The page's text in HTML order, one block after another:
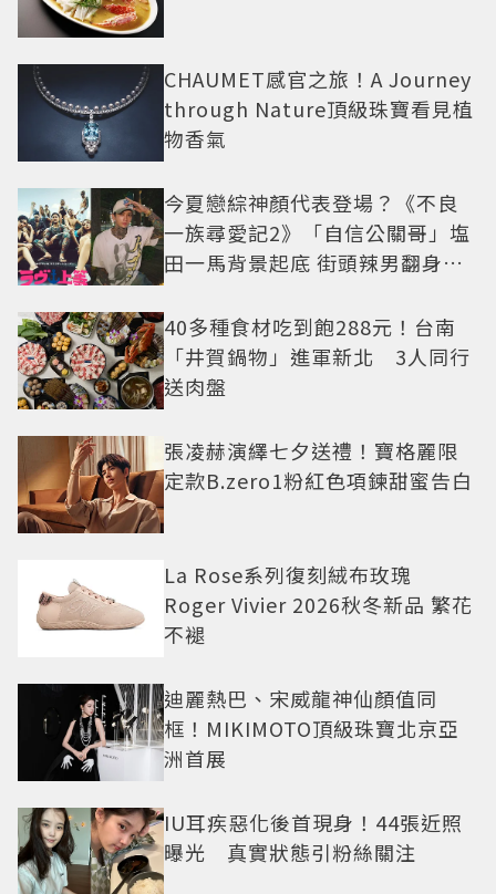
CHAUMET感官之旅！A Journey
through Nature頂級珠寶看見植
物香氣
今夏戀綜神顏代表登場？《不良
一族尋愛記2》「自信公關哥」塩
田一馬背景起底 街頭辣男翻身當
40多種食材吃到飽288元！台南
「井賀鍋物」進軍新北 3人同行
送肉盤
張凌赫演繹七夕送禮！寶格麗限
定款B.zero1粉紅色項鍊甜蜜告白
La Rose系列復刻絨布玫瑰
Roger Vivier 2026秋冬新品 繁花
不褪
迪麗熱巴、宋威龍神仙顏值同
框！MIKIMOTO頂級珠寶北京亞
洲首展
IU耳疾惡化後首現身！44張近照
曝光 真實狀態引粉絲關注